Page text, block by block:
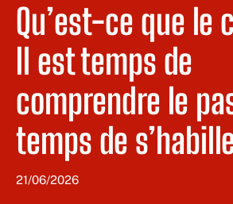
Qu’est-ce que le
Il est temps de
comprendre le
temps de
21/06/2026